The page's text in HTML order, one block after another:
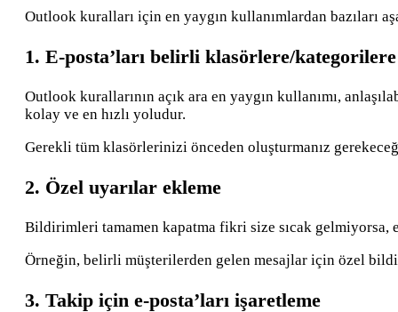
Outlook kuralları için en yaygın kullanımlardan bazıları
1. E-posta’ları belirli klasörlere/
Outlook kurallarının açık ara en yaygın kullanımı,
kolay ve en hızlı yoludur.
Gerekli tüm klasörlerinizi önceden oluşturmanız
2. Özel uyarılar ekleme
Bildirimleri tamamen kapatma fikri size sıcak
Örneğin, belirli müşterilerden gelen mesajlar için özel
3. Takip için e-posta’ları işaretleme